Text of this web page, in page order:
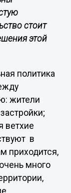
стоит
этой
политика
жители
ветхие
в
приходится,
много